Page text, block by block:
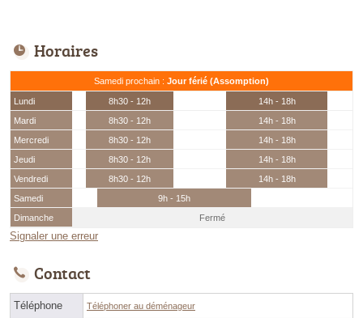
Horaires
Samedi prochain : Jour férié (Assomption)
Lundi 8h30 - 12h
14h - 18h
Mardi
8h30 - 12h
14h - 18h
Mercredi
8h30 - 12h
14h - 18h
Jeudi
8h30 - 12h
14h - 18h
Vendredi
8h30 - 12h
14h - 18h
Samedi
9h - 15h
Dimanche
Fermé
Signaler une erreur
Contact
Téléphone Téléphoner au déménageur